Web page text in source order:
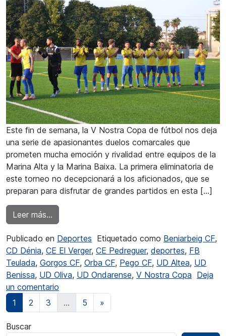
Este fin de semana, la V Nostra Copa de fútbol nos deja
una serie de apasionantes duelos comarcales que
prometen mucha emoción y rivalidad entre equipos de la
Marina Alta y la Marina Baixa. La primera eliminatoria de
este torneo no decepcionará a los aficionados, que se
preparan para disfrutar de grandes partidos en esta […]
Leer más…
Publicado en Deportes Etiquetado como Beniarbeig CF,
CD Dénia, CE El Verger, CE Pedreguer, deportes, FB
Teulada, Gorgos CF, Orba CF, Pego CF, UD Altea, UD
Benissa, UD Oliva, UD Ondarense, V Nostra Copa Deja
un comentario
Navegación de entradas
1 2 3 … 5 »
Buscar